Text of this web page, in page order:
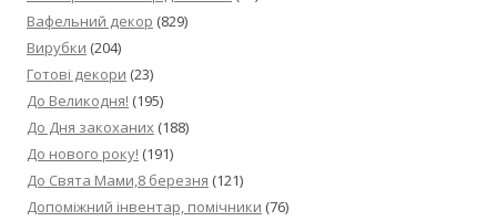
Вафельний декор (829)
Вирубки (204)
Готові декори (23)
До Великодня! (195)
До Дня закоханих (188)
До нового року! (191)
До Свята Мами,8 березня (121)
Допоміжний інвентар, помічники (76)